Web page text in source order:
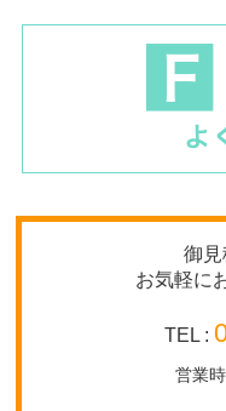
御見
お気軽に
TEL :
営業